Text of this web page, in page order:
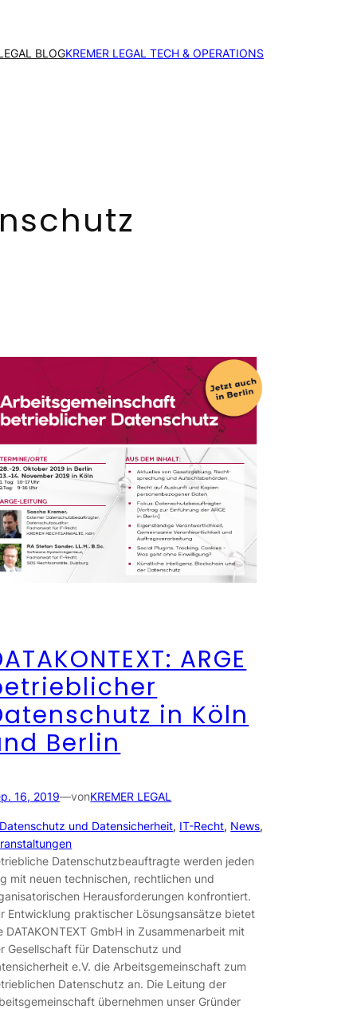
BLOGKREMER LEGAL TECH & OPERATIONS
ARGE
in Köln
Berlin
16, 2019—vonKREMER LEGAL
Datenschutz und Datensicherheit, IT-Recht, News
Datenschutzbeauftragte werden jeden
mit neuen technischen, rechtlichen und
Herausforderungen konfrontiert.
Entwicklung praktischer Lösungsansätze bietet
DATAKONTEXT GmbH in Zusammenarbeit mit
Gesellschaft für Datenschutz und
e.V. die Arbeitsgemeinschaft zum
Datenschutz an. Die Leitung der
übernehmen unser Gründer